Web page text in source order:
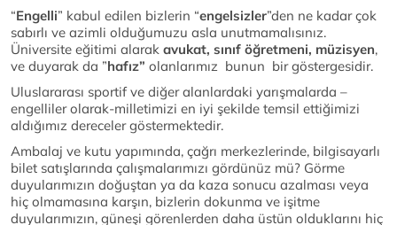
“Engelli” kabul edilen bizlerin “engelsizler”den ne kadar çok
sabırlı ve azimli olduğumuzu asla unutmamalısınız.
Üniversite eğitimi alarak avukat, sınıf öğretmeni, müzisyen,
ve duyarak da ”hafız” olanlarımız bunun bir göstergesidir.
Uluslararası sportif ve diğer alanlardaki yarışmalarda –
engelliler olarak-milletimizi en iyi şekilde temsil ettiğimizi
aldığımız dereceler göstermektedir.
Ambalaj ve kutu yapımında, çağrı merkezlerinde, bilgisayarlı
bilet satışlarında çalışmalarımızı gördünüz mü? Görme
duyularımızın doğuştan ya da kaza sonucu azalması veya
hiç olmamasına karşın, bizlerin dokunma ve işitme
duyularımızın, güneşi görenlerden daha üstün olduklarını hiç